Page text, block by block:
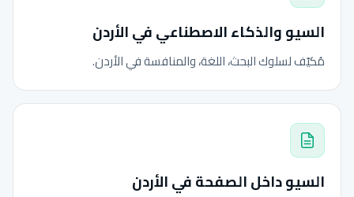
السيو والذكاء الاصطناعي في الأردن
مُكيّف لسلوك البحث، اللغة، والمنافسة في الأردن.
السيو داخل الصفحة في الأردن